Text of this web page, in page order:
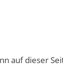
auf dieser